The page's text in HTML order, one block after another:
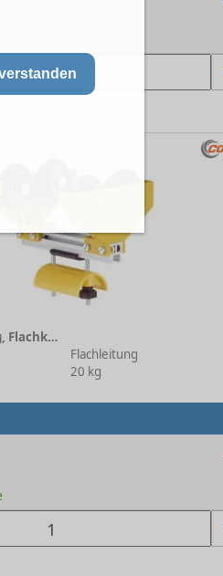
Leitungswagen 4-rollig, Flachkabel TB 276 mm
Flachleitung
20 kg